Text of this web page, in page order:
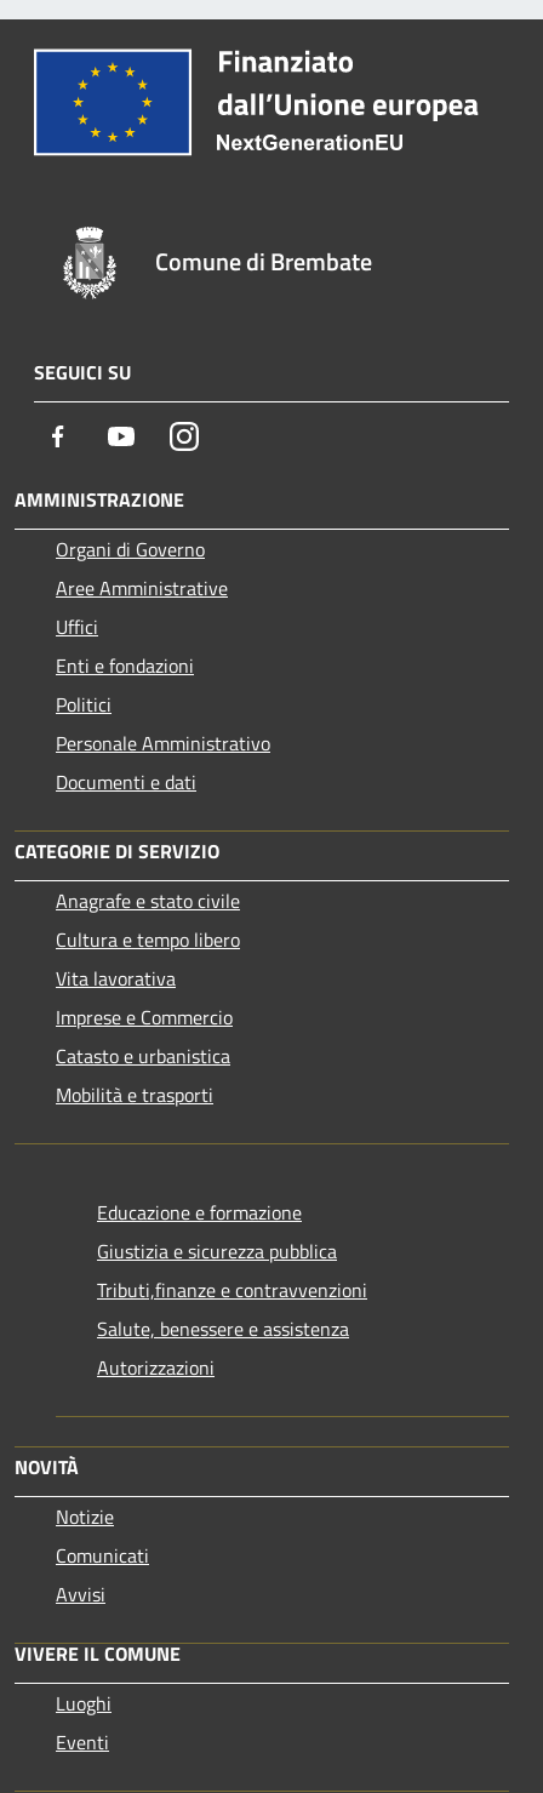
Comune di Brembate
SEGUICI SU
Facebook YoutubeInstagram
AMMINISTRAZIONE
Organi di Governo
Aree Amministrative
Uffici
Enti e fondazioni
Politici
Personale Amministrativo
Documenti e dati
CATEGORIE DI SERVIZIO
Anagrafe e stato civile
Cultura e tempo libero
Vita lavorativa
Imprese e Commercio
Catasto e urbanistica
Mobilità e trasporti
Educazione e formazione
Giustizia e sicurezza pubblica
Tributi,finanze e contravvenzioni
Salute, benessere e assistenza
Autorizzazioni
NOVITÀ
Notizie
Comunicati
Avvisi
VIVERE IL COMUNE
Luoghi
Eventi